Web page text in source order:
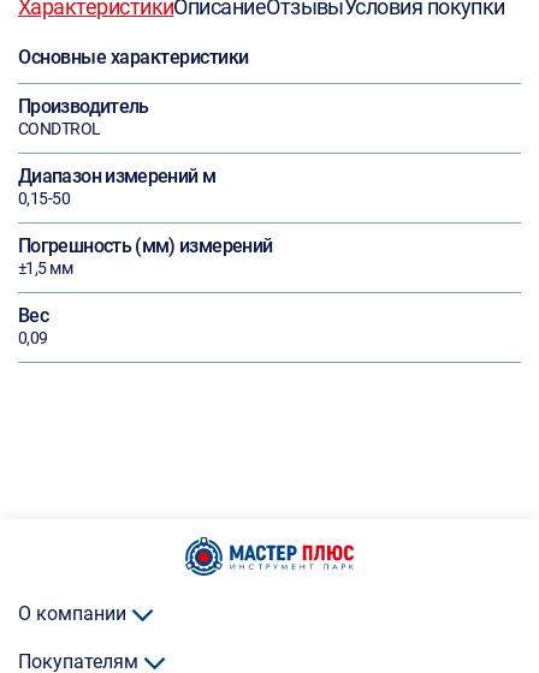
ХарактеристикиОписаниеОтзывыУсловия покупки
Основные характеристики
Производитель
CONDTROL
Диапазон измерений м
0,15-50
Погрешность (мм) измерений
±1,5 мм
Вес
0,09
О компании
Покупателям